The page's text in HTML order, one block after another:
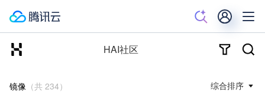
HAI社区
镜像 （共 234） 综合排序